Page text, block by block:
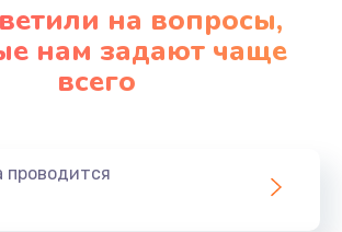
на вопросы,
нам задают чаще
всего
проводится